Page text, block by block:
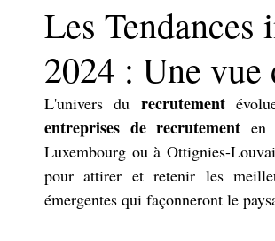
Les Tendances
2024 : Une vue
L'univers du recrutement
entreprises de recrutement en
Luxembourg ou à Ottignies-
pour attirer et retenir les
émergentes qui façonneront le